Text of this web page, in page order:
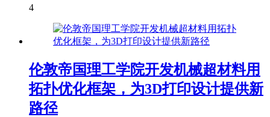
4
伦敦帝国理工学院开发机械超材料用
拓扑优化框架，为3D打印设计提供新
路径